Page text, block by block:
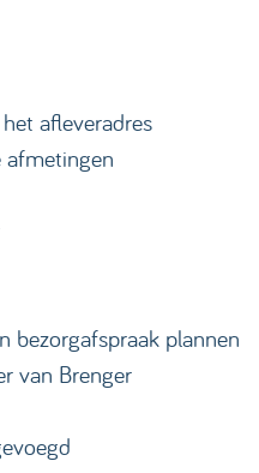
afleveradres
afmetingen
bezorgafspraak plannen
van Brenger